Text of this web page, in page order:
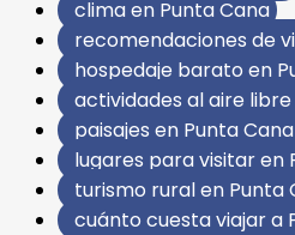
clima en Punta Cana
recomendaciones de
hospedaje barato en
actividades al aire libre
paisajes en Punta Cana
lugares para visitar en
turismo rural en Punta
cuánto cuesta viajar a